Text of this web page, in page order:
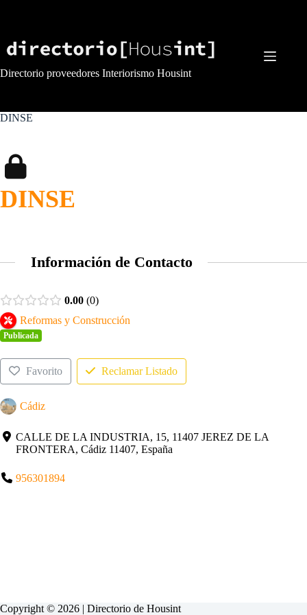
Directorio proveedores Interiorismo Housint
DINSE
DINSE
Información de Contacto
0.00 0
Reformas y Construcción
Publicada
Favorito Reclamar Listado
Cádiz
CALLE DE LA INDUSTRIA, 15, 11407 JEREZ DE LA
FRONTERA, Cádiz 11407, España
956301894
Copyright © 2026 | Directorio de Housint